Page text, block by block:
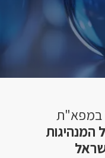
במפא"ת
המנהיגות